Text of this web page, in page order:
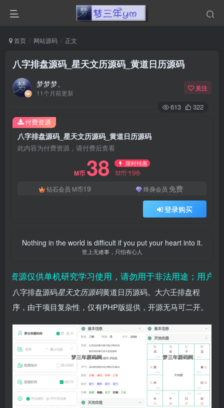
首页 网站源码 正文
八字排盘源码_星天文历源码_黄道日历源码
梦梦梦、
11个月前更新
关注
613 322
八字排盘源码_星天文历源码_黄道日历源码
此内容为付费资源，请付费后查看
M币 38 限时特惠
M币198
钻石会员 M币19 终身会员 免费
登录购买
付费资源
Nothing in the world is difficult if you put your heart into it.
世上无难事，只怕有心人
源仅供单机研究学习使用，请勿用于非法用途；用户付
八字排盘源码星天文历源码黄道日历源码。大六壬排盘程
序，由于项目复杂性，仅有PHP版提供，开源无马可二开。